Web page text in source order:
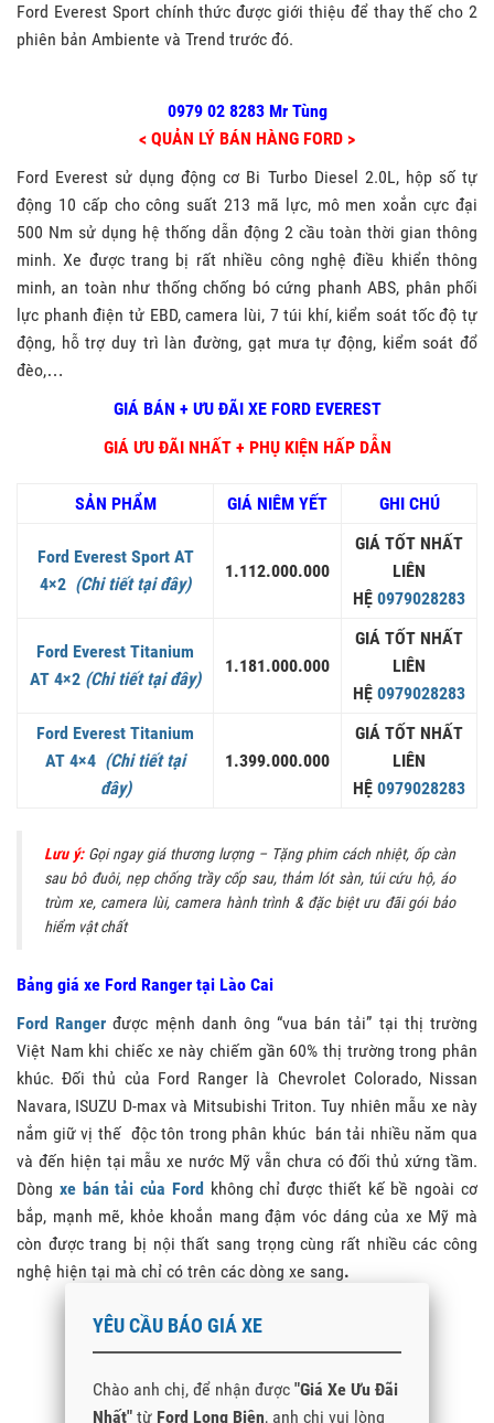
Ford Everest Sport chính thức được giới thiệu để thay thế cho 2
phiên bản Ambiente và Trend trước đó.
0979 02 8283 Mr Tùng
< QUẢN LÝ BÁN HÀNG FORD >
Ford Everest sử dụng động cơ Bi Turbo Diesel 2.0L, hộp số tự
động 10 cấp cho công suất 213 mã lực, mô men xoắn cực đại
500 Nm sử dụng hệ thống dẫn động 2 cầu toàn thời gian thông
minh. Xe đượctrang bị rất nhiều công nghệ điều khiển thông
minh, an toàn như thống chống bó cứng phanh ABS, phân phối
lực phanh điện tử EBD, camera lùi, 7 túi khí, kiểm soát tốc độ tự
động, hỗ trợ duy trì làn đường, gạt mưa tự động, kiểm soát đổ
đèo,…
GIÁ BÁN + ƯU ĐÃI XE FORD EVEREST
GIÁ ƯU ĐÃI NHẤT + PHỤ KIỆN HẤP DẪN
SẢN PHẨM GIÁ NIÊM YẾT GHI CHÚ
Ford Everest Sport AT
4×2 (Chi tiết tại đây)
1.112.000.000
GIÁ TỐT NHẤT
LIÊN
HỆ 0979028283
Ford Everest Titanium
AT 4×2 (Chi tiết tại đây)
1.181.000.000
GIÁ TỐT NHẤT
LIÊN
HỆ 0979028283
Ford Everest Titanium
AT 4×4 (Chi tiết tại
đây)
1.399.000.000
GIÁ TỐT NHẤT
LIÊN
HỆ 0979028283
Lưu ý:Gọi ngay giá thương lượng – Tặng phim cách nhiệt, ốp càn
sau bô đuôi, nẹp chống trầy cốp sau, thảm lót sàn, túi cứu hộ, áo
trùm xe, camera lùi, camera hành trình & đặc biệt ưu đãi gói bảo
hiểm vật chất
Bảng giá xe Ford Ranger tại Lào Cai
Ford Ranger được mệnh danh ông “vua bán tải” tại thị trường
Việt Nam khi chiếc xe này chiếm gần 60% thị trường trong phân
khúc. Đối thủ của Ford Ranger là Chevrolet Colorado, Nissan
Navara, ISUZU D-max và Mitsubishi Triton. Tuy nhiên mẫu xe này
nắm giữ vị thế độc tôn trong phân khúc bán tải nhiều năm qua
và đến hiện tại mẫu xe nước Mỹ vẫn chưa có đối thủ xứng tầm.
Dòng xe bán tải của Ford không chỉ được thiết kế bề ngoài cơ
bắp, mạnh mẽ, khỏe khoắn mang đậm vóc dáng của xe Mỹ mà
còn được trang bị nội thất sang trọng cùng rất nhiều các công
nghệ hiện tại mà chỉ có trên các dòng xe sang.
YÊU CẦU BÁO GIÁ XE
Chào anh chị, để nhận được "Giá Xe Ưu Đãi
Nhất" từ Ford Long Biên, anh chị vui lòng